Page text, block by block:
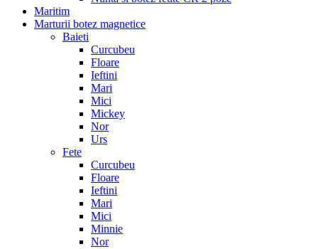
Maritim
Marturii botez magnetice
Baieti
Curcubeu
Floare
Ieftini
Mari
Mici
Mickey
Nor
Urs
Fete
Curcubeu
Floare
Ieftini
Mari
Mici
Minnie
Nor